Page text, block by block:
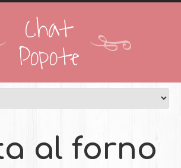
Chat
Popote
al forno